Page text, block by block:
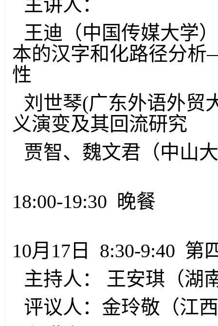
主讲人：
王迪（中国传媒大学
本的汉字和化路径分
性
刘世琴(广东外语外贸
义演变及其回流研究
贾智、魏文君（中山
18:00-19:30 晚餐
10月17日 8:30-9:40 第
主持人： 王安琪（湖
评议人：金玲敬（江